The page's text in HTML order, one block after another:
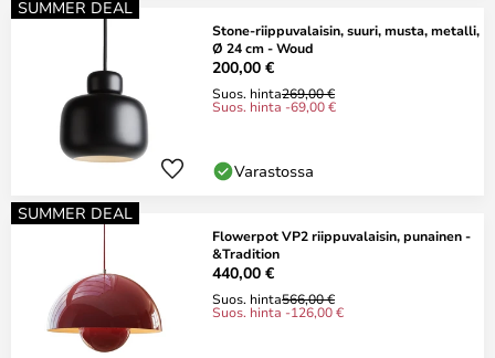
SUMMER DEAL
Stone-riippuvalaisin, suuri, musta, metalli,
Ø 24 cm - Woud
200,00 €
Suos. hinta269,00 €
Suos. hinta -69,00 €
Varastossa
SUMMER DEAL
Flowerpot VP2 riippuvalaisin, punainen -
&Tradition
440,00 €
Suos. hinta566,00 €
Suos. hinta -126,00 €